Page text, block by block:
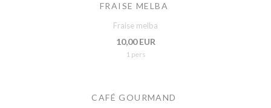
FRAISE MELBA
Fraise melba
10,00 EUR
1 pers
CAFÉ GOURMAND